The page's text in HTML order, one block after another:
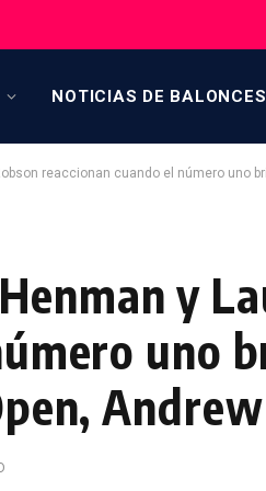
NOTICIAS DE
reaccionan cuando el número uno
y
uno